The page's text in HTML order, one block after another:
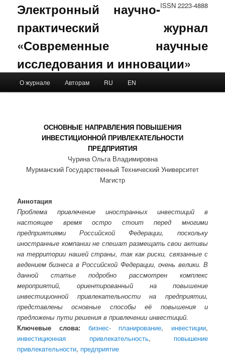
ISSN 2223-4888
Электронный научно-
практический журнал
«Современные научные
исследования и инновации»
Skip to primary content
Skip to secondary content
О журнале Авторам RU EN
ОСНОВНЫЕ НАПРАВЛЕНИЯ ПОВЫШЕНИЯ
ИНВЕСТИЦИОННОЙ ПРИВЛЕКАТЕЛЬНОСТИ
ПРЕДПРИЯТИЯ
Чурина Ольга Владимировна
Мурманский Государственный Технический Университет
Магистр
Аннотация
Проблема привлечение иностранных инвестиций в
настоящее время остро стоит перед многими
предприятиями Российской Федерации, поскольку
иностранные компании не спешат размещать свои активы
на территории нашей страны, так как риски, связанные с
ведением бизнеса в Российской Федерации, очень велики. В
данной статье подробно рассмотрен комплекс
мероприятий, ориентированный на повышение
инвестиционной привлекательности на предприятии,
представлены основные способы её повышения и
предложены пути решения в привлечении инвестиций.
Ключевые слова:
бизнес- планирование, инвестиции,
инвестиционная привлекательность, повышение
привлекательности, предприятие